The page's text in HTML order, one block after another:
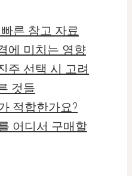
른 참고 자료
에 미치는 영향
주 선택 시 고려
것들
적합한가요?
어디서 구매할